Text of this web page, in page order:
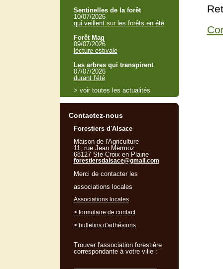
Sentinelles de la forêt
10/07/2026
qui veillent sur les forêts en été
Forêt Mag
09/07/2026
lecture estivale
Les arbres qui transpirent
07/07/2026
durant l'été
> voir toutes les actualités
Contactez-nous
Forestiers d'Alsace
Maison de l'Agriculture
11, rue Jean Mermoz
68127 Ste Croix en Plaine
forestiersdalsace@gmail.com
Merci de contacter les
associations locales
Associations locales
> formulaire de contact
> bulletins d'adhésions
Trouver l'association forestière
correspondante à votre ville :